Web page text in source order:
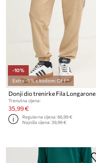
-10%
Extra -5% s kodom: OFF*
Donji dio trenirke Fila Longarone
Trenutna cijena:
35,99 €
Regularna cijena:66,99 €
Najniža cijena:39,99 €